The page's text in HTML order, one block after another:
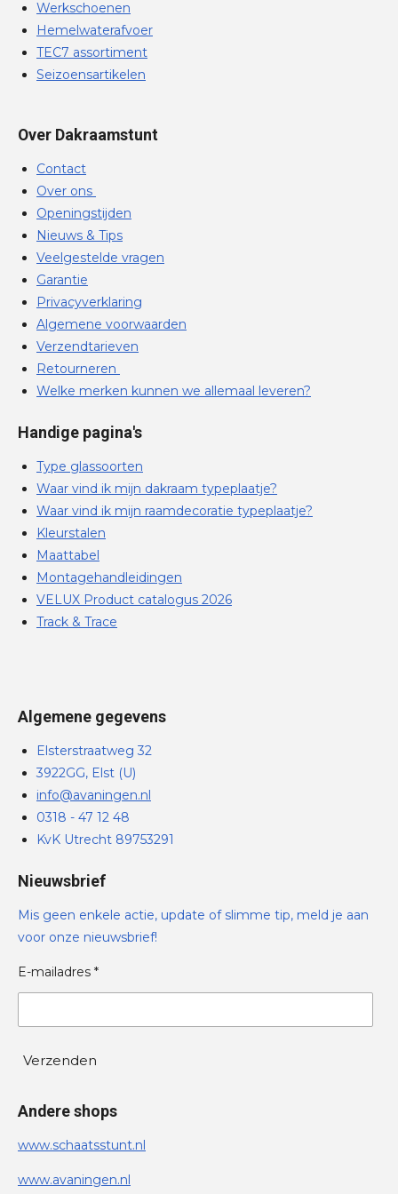
Werkschoenen
Hemelwaterafvoer
TEC7 assortiment
Seizoensartikelen
Over Dakraamstunt
Contact
Over ons
Openingstijden
Nieuws & Tips
Veelgestelde vragen
Garantie
Privacyverklaring
Algemene voorwaarden
Verzendtarieven
Retourneren
Welke merken kunnen we allemaal leveren?
Handige pagina's
Type glassoorten
Waar vind ik mijn dakraam typeplaatje?
Waar vind ik mijn raamdecoratie typeplaatje?
Kleurstalen
Maattabel
Montagehandleidingen
VELUX Product catalogus 2026
Track & Trace
Algemene gegevens
Elsterstraatweg 32
3922GG, Elst (U)
info@avaningen.nl
0318 - 47 12 48
KvK Utrecht 89753291
Nieuwsbrief
Mis geen enkele actie, update of slimme tip, meld je aan
voor onze nieuwsbrief!
E-mailadres *
Verzenden
Andere shops
www.schaatsstunt.nl
www.avaningen.nl